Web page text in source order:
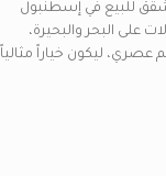
شقق للبيع في إسطنبول
على البحر والبحيرة،
ليكون خياراً مثالياً